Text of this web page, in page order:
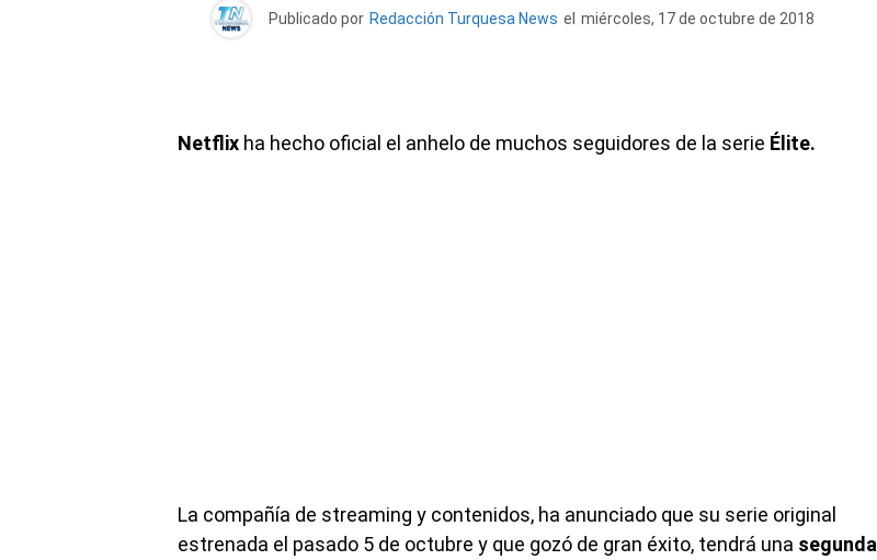
Publicado por Redacción Turquesa News el miércoles, 17 de octubre de 2018
Netflix ha hecho oficial el anhelo de muchos seguidores de la serie Élite.
La compañía de streaming y contenidos, ha anunciado que su serie original
estrenada el pasado 5 de octubre y que gozó de gran éxito, tendrá una segunda